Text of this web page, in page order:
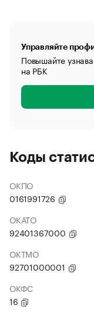
Управляйте
Повышайте
на РБК
Коды
ОКПО
0161991726
ОКАТО
92401367000
ОКТМО
92701000001
ОКФС
16